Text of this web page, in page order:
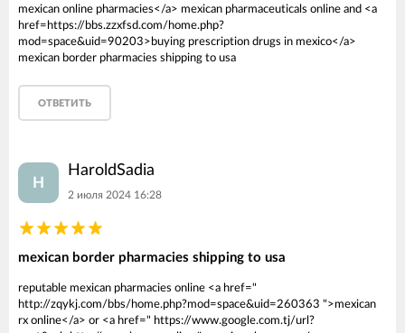
mexican online pharmacies</a> mexican pharmaceuticals online and <a
href=https://bbs.zzxfsd.com/home.php?
mod=space&uid=90203>buying prescription drugs in mexico</a>
mexican border pharmacies shipping to usa
ОТВЕТИТЬ
H
HaroldSadia
2 июля 2024 16:28
mexican border pharmacies shipping to usa
reputable mexican pharmacies online <a href="
http://zqykj.com/bbs/home.php?mod=space&uid=260363 ">mexican
rx online</a> or <a href=" https://www.google.com.tj/url?